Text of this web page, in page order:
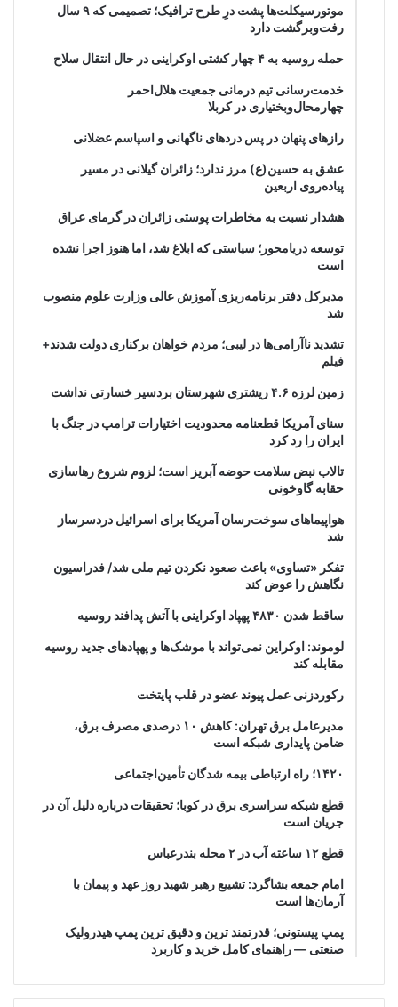
موتورسیکلت‌ها پشت درِ طرح ترافیک؛ تصمیمی که ۹ سال
رفت‌وبرگشت دارد
حمله روسیه به ۴ چهار کشتی اوکراینی در حال انتقال سلاح
خدمت‌رسانی تیم درمانی جمعیت هلال‌احمر
چهارمحال‌وبختیاری در کربلا
رازهای پنهان در پس دردهای ناگهانی و اسپاسم عضلانی
عشق به حسین(ع) مرز ندارد؛ زائران گیلانی در مسیر
پیاده‌روی اربعین
هشدار نسبت به مخاطرات پوستی زائران در گرمای عراق
توسعه دریامحور؛ سیاستی که ابلاغ شد، اما هنوز اجرا نشده
است
مدیرکل دفتر برنامه‌ریزی آموزش عالی وزارت علوم منصوب
شد
تشدید ناآرامی‌ها در لیبی؛ مردم خواهان برکناری دولت شدند+
فیلم
زمین لرزه ۴.۶ ریشتری شهرستان بردسیر خسارتی نداشت
سنای آمریکا قطعنامه محدودیت اختیارات ترامپ در جنگ با
ایران را رد کرد
تالاب نبض سلامت حوضه آبریز است؛ لزوم شروع رهاسازی
حقابه گاوخونی
هواپیماهای سوخت‌رسان آمریکا برای اسرائیل دردسرساز
شد
تفکر «تساوی» باعث صعود نکردن تیم ملی شد/ فدراسیون
نگاهش را عوض کند
ساقط شدن ۴۸۳۰ پهپاد اوکراینی با آتش پدافند روسیه
لوموند: اوکراین نمی‌تواند با موشک‌ها و پهپادهای جدید روسیه
مقابله کند
رکوردزنی عمل پیوند عضو در قلب پایتخت
مدیرعامل برق تهران: کاهش ۱۰ درصدی مصرف برق،
ضامن پایداری شبکه است
۱۴۲۰؛ راه ارتباطی بیمه شدگان تأمین‌اجتماعی
قطع شبکه سراسری برق در کوبا؛ تحقیقات درباره دلیل آن در
جریان است
قطع ۱۲ ساعته آب در ۲ محله بندرعباس
امام جمعه بشاگرد: تشییع رهبر شهید روز عهد و پیمان با
آرمان‌ها است
پمپ پیستونی؛ قدرتمند ترین و دقیق‌ ترین پمپ هیدرولیک
صنعتی — راهنمای کامل خرید و کاربرد